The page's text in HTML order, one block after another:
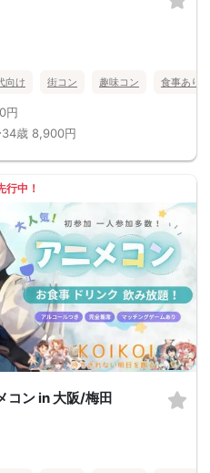
向け 街コン 趣味コン 食事あり
円
歳 8,900円
行中！
コン in 大阪/梅田